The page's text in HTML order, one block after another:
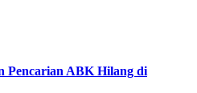
Pencarian ABK Hilang di